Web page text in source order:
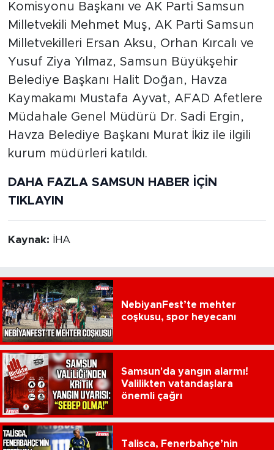
Komisyonu Başkanı ve AK Parti Samsun
Milletvekili Mehmet Muş, AK Parti Samsun
Milletvekilleri Ersan Aksu, Orhan Kırcalı ve
Yusuf Ziya Yılmaz, Samsun Büyükşehir
Belediye Başkanı Halit Doğan, Havza
Kaymakamı Mustafa Ayvat, AFAD Afetlere
Müdahale Genel Müdürü Dr. Sadi Ergin,
Havza Belediye Başkanı Murat İkiz ile ilgili
kurum müdürleri katıldı.
DAHA FAZLA SAMSUN HABER İÇİN
TIKLAYIN
Kaynak: İHA
NebiyanFest’te mehter
coşkusu, spor heyecanı
Samsun'da yangın alarmı!
Valilikten vatandaşlara
önemli çağrı
Talisca, Fenerbahçe’nin